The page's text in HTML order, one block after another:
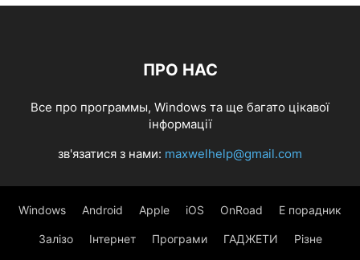
ПРО НАС
Все про программы, Windows та ще багато цікавої
інформації
зв'язатися з нами: maxwelhelp@gmail.com
Windows Android Apple iOS OnRoad Е порадник
Залізо Інтернет Програми ГАДЖЕТИ Різне